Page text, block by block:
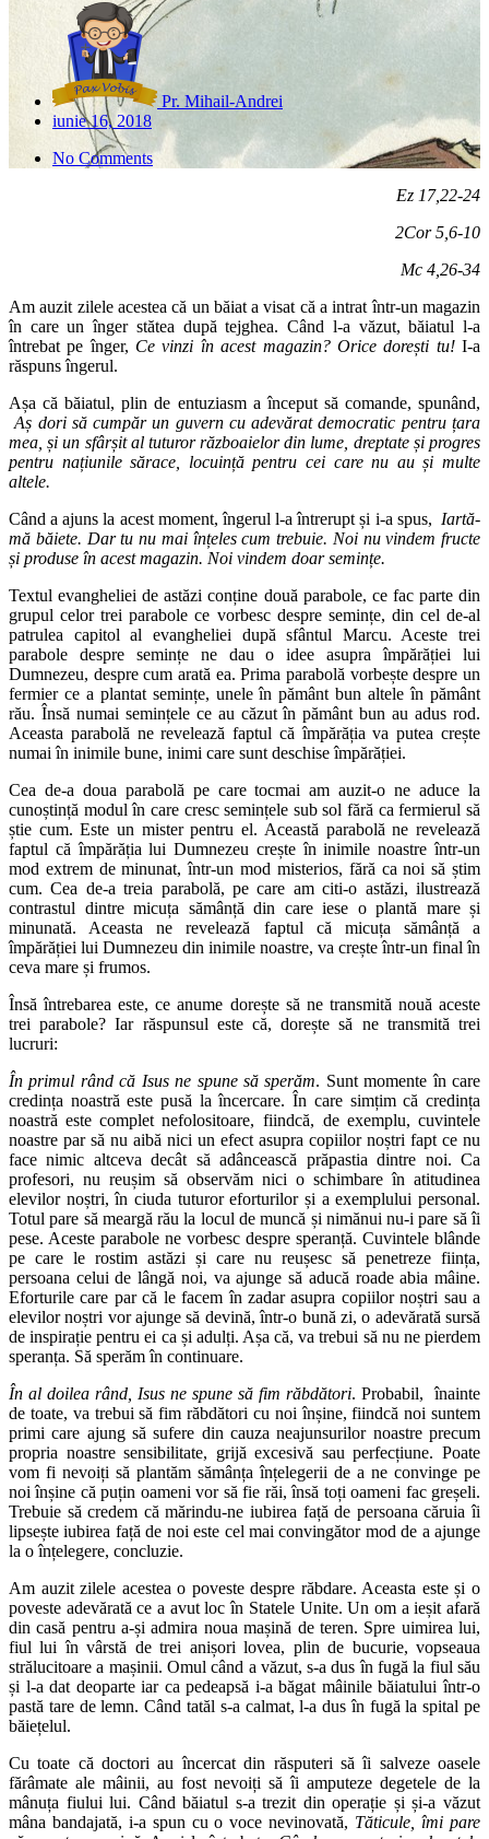
Pr. Mihail-Andrei
iunie 16, 2018
No Comments
Ez 17,22-24
2Cor 5,6-10
Mc 4,26-34
Am auzit zilele acestea că un băiat a visat că a intrat într-un magazin
în care un înger stătea după tejghea. Când l-a văzut, băiatul l-a
întrebat pe înger, Ce vinzi în acest magazin? Orice dorești tu!I-a
răspuns îngerul.
Așa că băiatul, plin de entuziasm a început să comande, spunând,
Aș dori să cumpăr un guvern cu adevărat democratic pentru țara
mea, și un sfârșit al tuturor războaielor din lume, dreptate și progres
pentru națiunile sărace, locuință pentru cei care nu au și multe
altele.
Când a ajuns la acest moment, îngerul l-a întrerupt și i-a spus, Iartă-
mă băiete. Dar tu nu mai înțeles cum trebuie. Noi nu vindem fructe
și produse în acest magazin. Noi vindem doar semințe.
Textul evangheliei de astăzi conține două parabole, ce fac parte din
grupul celor trei parabole ce vorbesc despre semințe, din cel de-al
patrulea capitol al evangheliei după sfântul Marcu. Aceste trei
parabole despre semințe ne dau o idee asupra împărăției lui
Dumnezeu, despre cum arată ea. Prima parabolă vorbește despre un
fermier ce a plantat semințe, unele în pământ bun altele în pământ
rău. Însă numai semințele ce au căzut în pământ bun au adus rod.
Aceasta parabolă ne revelează faptul că împărăția va putea crește
numai în inimile bune, inimi care sunt deschise împărăției.
Cea de-a doua parabolă pe care tocmai am auzit-o ne aduce la
cunoștință modul în care cresc semințele sub sol fără ca fermierul să
știe cum. Este un mister pentru el. Această parabolă ne revelează
faptul că împărăția lui Dumnezeu crește în inimile noastre într-un
mod extrem de minunat, într-un mod misterios, fără ca noi să știm
cum. Cea de-a treia parabolă, pe care am citi-o astăzi, ilustrează
contrastul dintre micuța sămânță din care iese o plantă mare și
minunată. Aceasta ne revelează faptul că micuța sămânță a
împărăției lui Dumnezeu din inimile noastre, va crește într-un final în
ceva mare și frumos.
Însă întrebarea este, ce anume dorește să ne transmită nouă aceste
trei parabole? Iar răspunsul este că, dorește să ne transmită trei
lucruri:
În primul rând că Isus ne spune să sperăm. Sunt momente în care
credința noastră este pusă la încercare. În care simțim că credința
noastră este complet nefolositoare, fiindcă, de exemplu, cuvintele
noastre par să nu aibă nici un efect asupra copiilor noștri fapt ce nu
face nimic altceva decât să adâncească prăpastia dintre noi. Ca
profesori, nu reușim să observăm nici o schimbare în atitudinea
elevilor noștri, în ciuda tuturor eforturilor și a exemplului personal.
Totul pare să meargă rău la locul de muncă și nimănui nu-i pare să îi
pese. Aceste parabole ne vorbesc despre speranță. Cuvintele blânde
pe care le rostim astăzi și care nu reușesc să penetreze ființa,
persoana celui de lângă noi, va ajunge să aducă roade abia mâine.
Eforturile care par că le facem în zadar asupra copiilor noștri sau a
elevilor noștri vor ajunge să devină, într-o bună zi, o adevărată sursă
de inspirație pentru ei ca și adulți. Așa că, va trebui să nu ne pierdem
speranța. Să sperăm în continuare.
În al doilea rând, Isus ne spune să fim răbdători. Probabil, înainte
de toate, va trebui să fim răbdători cu noi înșine, fiindcă noi suntem
primi care ajung să sufere din cauza neajunsurilor noastre precum
propria noastre sensibilitate, grijă excesivă sau perfecțiune. Poate
vom fi nevoiți să plantăm sămânța înțelegerii de a ne convinge pe
noi înșine că puțin oameni vor să fie răi, însă toți oameni fac greșeli.
Trebuie să credem că mărindu-ne iubirea față de persoana căruia îi
lipsește iubirea față de noi este cel mai convingător mod de a ajunge
la o înțelegere, concluzie.
Am auzit zilele acestea o poveste despre răbdare. Aceasta este și o
poveste adevărată ce a avut loc în Statele Unite. Un om a ieșit afară
din casă pentru a-și admira noua mașină de teren. Spre uimirea lui,
fiul lui în vârstă de trei anișori lovea, plin de bucurie, vopseaua
strălucitoare a mașinii. Omul când a văzut, s-a dus în fugă la fiul său
și l-a dat deoparte iar ca pedeapsă i-a băgat mâinile băiatului într-o
pastă tare de lemn. Când tatăl s-a calmat, l-a dus în fugă la spital pe
băiețelul.
Cu toate că doctori au încercat din răsputeri să îi salveze oasele
fărâmate ale mâinii, au fost nevoiți să îi amputeze degetele de la
mânuța fiului lui. Când băiatul s-a trezit din operație și și-a văzut
mâna bandajată, i-a spun cu o voce nevinovată, Tăticule, îmi pare